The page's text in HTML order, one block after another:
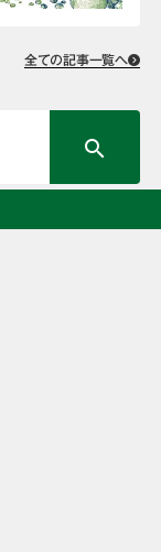
全ての記事一覧へ
search